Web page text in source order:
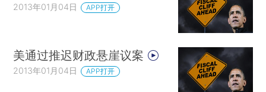
2013年01月04日 APP打开
美通过推迟财政悬崖议案
2013年01月04日 APP打开